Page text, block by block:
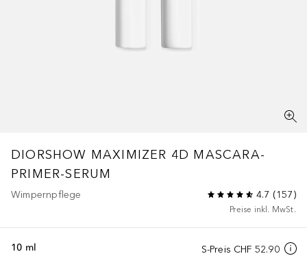
DIORSHOW MAXIMIZER 4D MASCARA-
PRIMER-SERUM
Wimpernpflege 4.7 (157)
Preise inkl. MwSt.
S-Preis CHF 52.90
10 ml